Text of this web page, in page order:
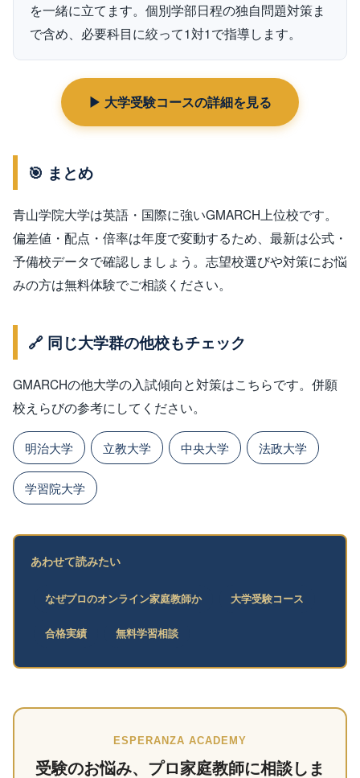
を一緒に立てます。個別学部日程の独自問題対策ま
で含め、必要科目に絞って1対1で指導します。
▶ 大学受験コースの詳細を見る
🎯 まとめ
青山学院大学は英語・国際に強いGMARCH上位校です。
偏差値・配点・倍率は年度で変動するため、最新は公式・
予備校データで確認しましょう。志望校選びや対策にお悩
みの方は無料体験でご相談ください。
🔗 同じ大学群の他校もチェック
GMARCHの他大学の入試傾向と対策はこちらです。併願
校えらびの参考にしてください。
明治大学 立教大学 中央大学 法政大学
学習院大学
あわせて読みたい
なぜプロのオンライン家庭教師か 大学受験コース
合格実績 無料学習相談
ESPERANZA ACADEMY
受験のお悩み、プロ家庭教師に相談しま